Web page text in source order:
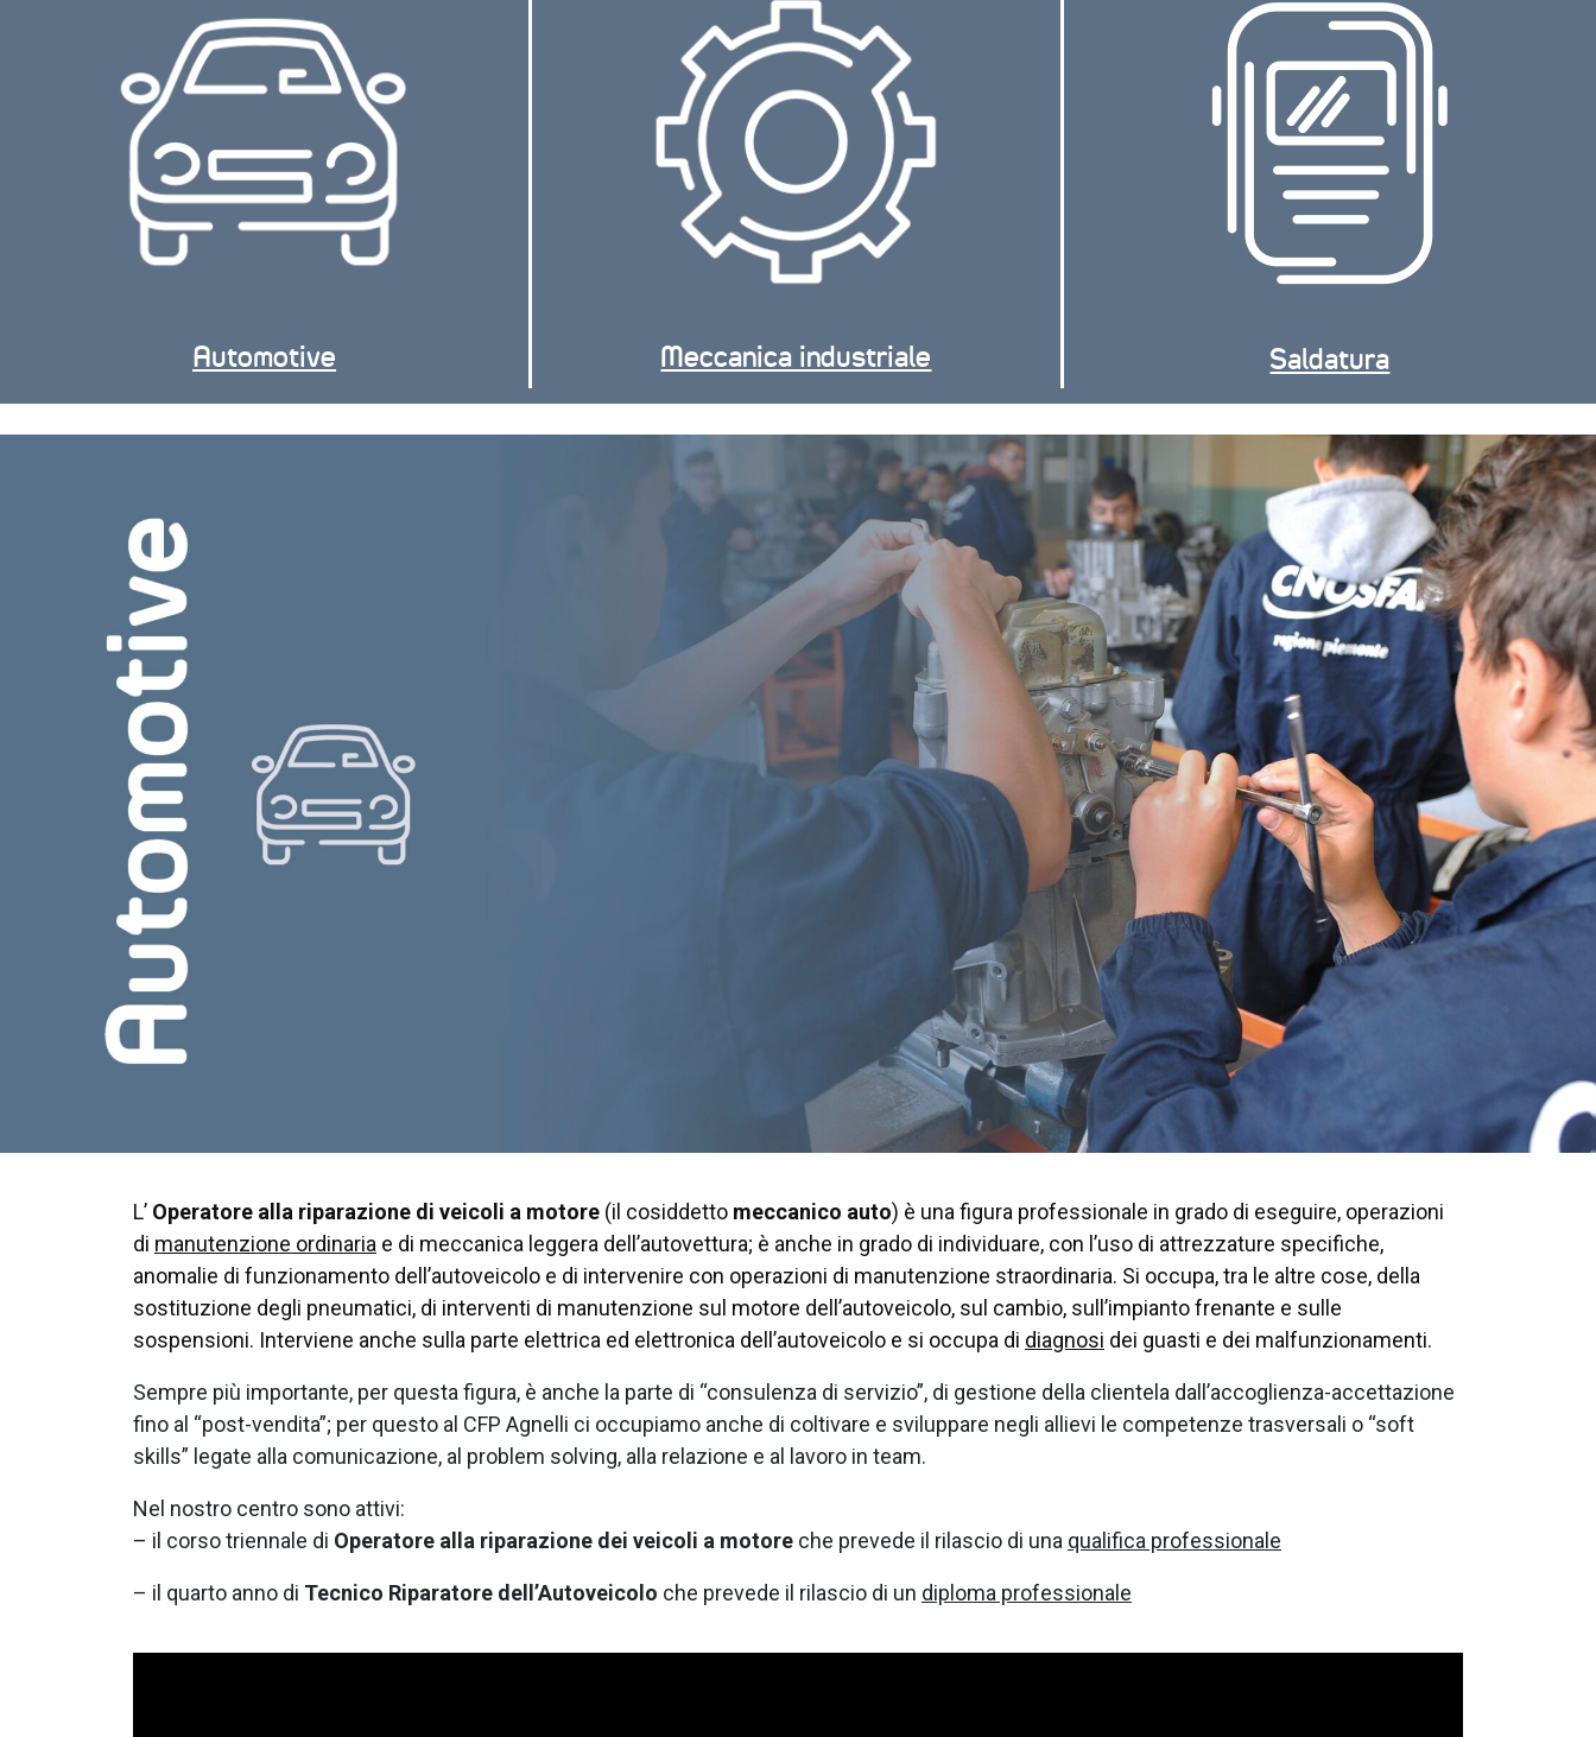
Automotive Meccanica industriale Saldatura
L’ Operatore alla riparazione di veicoli a motore (il cosiddetto meccanico auto) è una figura professionale in grado di eseguire, operazioni
di manutenzione ordinaria e di meccanica leggera dell’autovettura; è anche in grado di individuare, con l’uso di attrezzature specifiche,
anomalie di funzionamento dell’autoveicolo e di intervenire con operazioni di manutenzione straordinaria. Si occupa, tra le altre cose, della
sostituzione degli pneumatici, di interventi di manutenzione sul motore dell’autoveicolo, sul cambio, sull’impianto frenante e sulle
sospensioni. Interviene anche sulla parte elettrica ed elettronica dell’autoveicolo e si occupa di diagnosi dei guasti e dei malfunzionamenti.
Sempre più importante, per questa figura, è anche la parte di “consulenza di servizio”, di gestione della clientela dall’accoglienza-accettazione
fino al “post-vendita”; per questo al CFP Agnelli ci occupiamo anche di coltivare e sviluppare negli allievi le competenze trasversali o “soft
skills” legate alla comunicazione, al problem solving, alla relazione e al lavoro in team.
Nel nostro centro sono attivi:
– il corso triennale di Operatore alla riparazione dei veicoli a motore che prevede il rilascio di una qualifica professionale
– il quarto anno di Tecnico Riparatore dell’Autoveicolo che prevede il rilascio di un diploma professionale